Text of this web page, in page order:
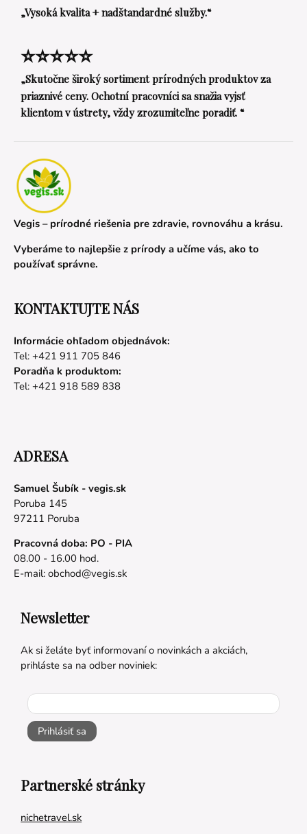
„Vysoká kvalita + nadštandardné služby.“
⭐⭐⭐⭐⭐
„Skutočne široký sortiment prírodných produktov za
priaznivé ceny. Ochotní pracovníci sa snažia vyjsť
klientom v ústrety, vždy zrozumiteľne poradiť. “
Vegis – prírodné riešenia pre zdravie, rovnováhu a krásu.
Vyberáme to najlepšie z prírody a učíme vás, ako to
používať správne.
KONTAKTUJTE NÁS
Informácie ohľadom objednávok:
Tel: +421 911 705 846
Poradňa k produktom:
Tel: +421 918 589 838
ADRESA
Samuel Šubík - vegis.sk
Poruba 145
97211 Poruba
Pracovná doba: PO - PIA
08.00 - 16.00 hod.
E-mail: obchod@vegis.sk
Newsletter
Ak si želáte byť informovaní o novinkách a akciách,
prihláste sa na odber noviniek:
Prihlásiť sa
Partnerské stránky
nichetravel.sk